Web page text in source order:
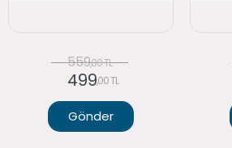
559,00 TL
499,00 TL
Gönder